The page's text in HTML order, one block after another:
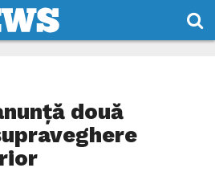
două